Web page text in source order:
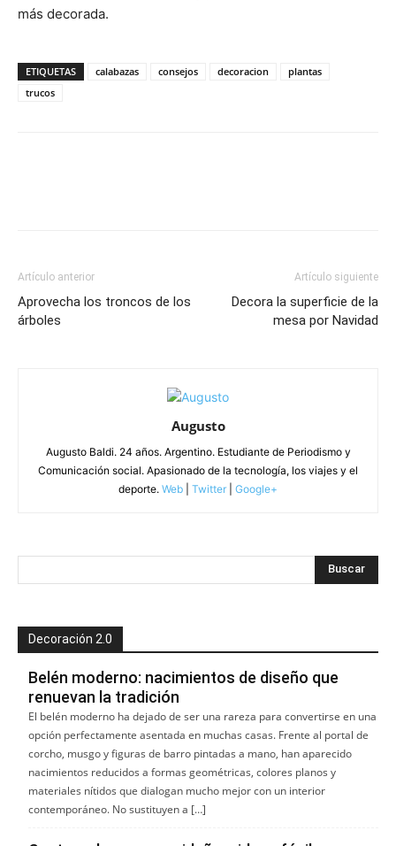
más decorada.
ETIQUETAS calabazas consejos decoracion
plantas
trucos
Artículo anterior
Aprovecha los troncos de los
árboles
Artículo siguiente
Decora la superficie de la
mesa por Navidad
Augusto
Augusto Baldi. 24 años. Argentino. Estudiante de Periodismo y
Comunicación social. Apasionado de la tecnología, los viajes y el
deporte. Web Twitter Google+
Decoración 2.0
Belén moderno: nacimientos de diseño que
renuevan la tradición
El belén moderno ha dejado de ser una rareza para convertirse en una
opción perfectamente asentada en muchas casas. Frente al portal de
corcho, musgo y figuras de barro pintadas a mano, han aparecido
nacimientos reducidos a formas geométricas, colores planos y
materiales nítidos que dialogan mucho mejor con un interior
contemporáneo. No sustituyen a […]